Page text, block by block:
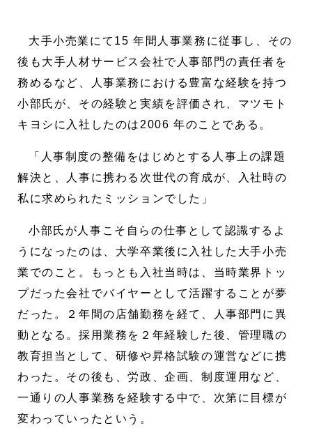
大手小売業にて15 年間人事業務に従事し、その
後も大手人材サービス会社で人事部門の責任者を
務めるなど、人事業務における豊富な経験を持つ
小部氏が、その経験と実績を評価され、マツモト
キヨシに入社したのは2006 年のことである。
「人事制度の整備をはじめとする人事上の課題
解決と、人事に携わる次世代の育成が、入社時の
私に求められたミッションでした」
小部氏が人事こそ自らの仕事として認識するよ
うになったのは、大学卒業後に入社した大手小売
業でのこと。もっとも入社当時は、当時業界トッ
プだった会社でバイヤーとして活躍することが夢
だった。２年間の店舗勤務を経て、人事部門に異
動となる。採用業務を２年経験した後、管理職の
教育担当として、研修や昇格試験の運営などに携
わった。その後も、労政、企画、制度運用など、
一通りの人事業務を経験する中で、次第に目標が
変わっていったという。